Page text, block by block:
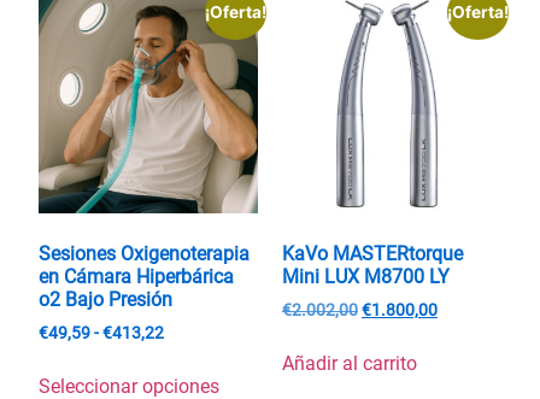
¡Oferta!
Sesiones Oxigenoterapia
en Cámara Hiperbárica
o2 Bajo Presión
€49,59 -€413,22
Seleccionar opciones
¡Oferta!
KaVo MASTERtorque
Mini LUX M8700 LY
€2.002,00€1.800,00
Añadir al carrito